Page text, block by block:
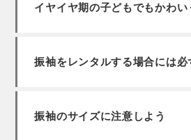
イヤイヤ期の子どもでもかわい
振袖をレンタルする場合には必
振袖のサイズに注意しよう